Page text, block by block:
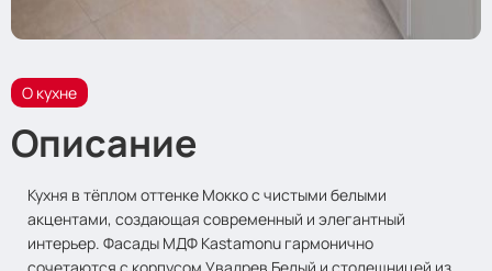
О кухне
Описание
Кухня в тёплом оттенке Мокко с чистыми белыми
акцентами, создающая современный и элегантный
интерьер. Фасады МДФ Kastamonu гармонично